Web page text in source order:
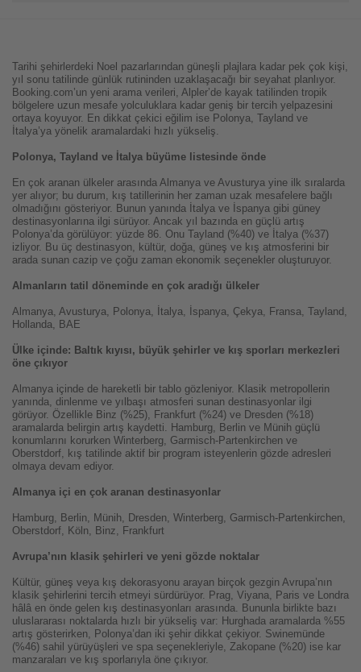
Tarihi şehirlerdeki Noel pazarlarından güneşli plajlara kadar pek çok kişi,
yıl sonu tatilinde günlük rutininden uzaklaşacağı bir seyahat planlıyor.
Booking.com’un yeni arama verileri, Alpler’de kayak tatilinden tropik
bölgelere uzun mesafe yolculuklara kadar geniş bir tercih yelpazesini
ortaya koyuyor. En dikkat çekici eğilim ise Polonya, Tayland ve
İtalya’ya yönelik aramalardaki hızlı yükseliş.
Polonya, Tayland ve İtalya büyüme listesinde önde
En çok aranan ülkeler arasında Almanya ve Avusturya yine ilk sıralarda
yer alıyor; bu durum, kış tatillerinin her zaman uzak mesafelere bağlı
olmadığını gösteriyor. Bunun yanında İtalya ve İspanya gibi güney
destinasyonlarına ilgi sürüyor. Ancak yıl bazında en güçlü artış
Polonya’da görülüyor: yüzde 86. Onu Tayland (%40) ve İtalya (%37)
izliyor. Bu üç destinasyon, kültür, doğa, güneş ve kış atmosferini bir
arada sunan cazip ve çoğu zaman ekonomik seçenekler oluşturuyor.
Almanların tatil döneminde en çok aradığı ülkeler
Almanya, Avusturya, Polonya, İtalya, İspanya, Çekya, Fransa, Tayland,
Hollanda, BAE
Ülke içinde: Baltık kıyısı, büyük şehirler ve kış sporları merkezleri
öne çıkıyor
Almanya içinde de hareketli bir tablo gözleniyor. Klasik metropollerin
yanında, dinlenme ve yılbaşı atmosferi sunan destinasyonlar ilgi
görüyor. Özellikle Binz (%25), Frankfurt (%24) ve Dresden (%18)
aramalarda belirgin artış kaydetti. Hamburg, Berlin ve Münih güçlü
konumlarını korurken Winterberg, Garmisch-Partenkirchen ve
Oberstdorf, kış tatilinde aktif bir program isteyenlerin gözde adresleri
olmaya devam ediyor.
Almanya içi en çok aranan destinasyonlar
Hamburg, Berlin, Münih, Dresden, Winterberg, Garmisch-Partenkirchen,
Oberstdorf, Köln, Binz, Frankfurt
Avrupa’nın klasik şehirleri ve yeni gözde noktalar
Kültür, güneş veya kış dekorasyonu arayan birçok gezgin Avrupa’nın
klasik şehirlerini tercih etmeyi sürdürüyor. Prag, Viyana, Paris ve Londra
hâlâ en önde gelen kış destinasyonları arasında. Bununla birlikte bazı
uluslararası noktalarda hızlı bir yükseliş var: Hurghada aramalarda %55
artış gösterirken, Polonya’dan iki şehir dikkat çekiyor. Swinemünde
(%46) sahil yürüyüşleri ve spa seçenekleriyle, Zakopane (%20) ise kar
manzaraları ve kış sporlarıyla öne çıkıyor.